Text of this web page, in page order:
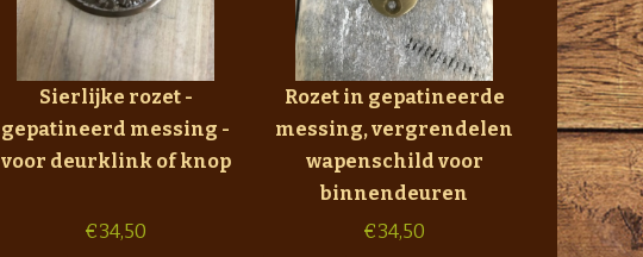
Sierlijke rozet -
gepatineerd messing -
voor deurklink of knop
€34,50
Rozet in gepatineerde
messing, vergrendelen
wapenschild voor
binnendeuren
€34,50